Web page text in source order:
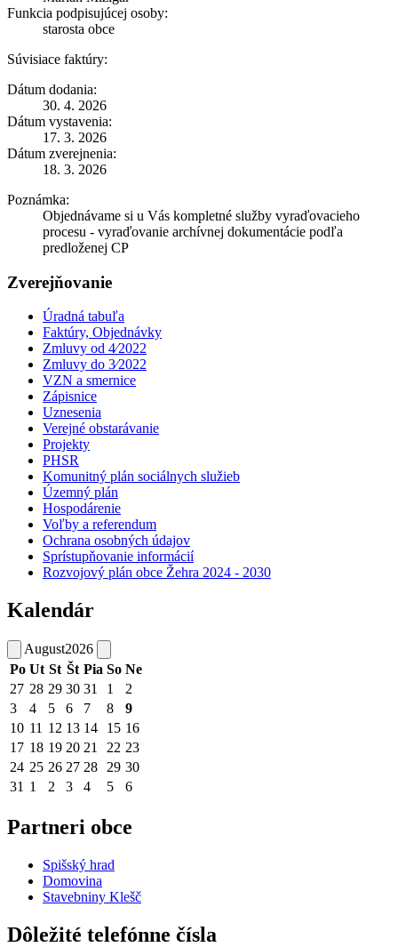
Funkcia podpisujúcej osoby:
starosta obce
Súvisiace faktúry:
Dátum dodania:
30. 4. 2026
Dátum vystavenia:
17. 3. 2026
Dátum zverejnenia:
18. 3. 2026
Poznámka:
Objednávame si u Vás kompletné služby vyraďovacieho
procesu - vyraďovanie archívnej dokumentácie podľa
predloženej CP
Zverejňovanie
Úradná tabuľa
Faktúry, Objednávky
Zmluvy od 4⁄2022
Zmluvy do 3⁄2022
VZN a smernice
Zápisnice
Uznesenia
Verejné obstarávanie
Projekty
PHSR
Komunitný plán sociálnych služieb
Územný plán
Hospodárenie
Voľby a referendum
Ochrana osobných údajov
Sprístupňovanie informácií
Rozvojový plán obce Žehra 2024 - 2030
Kalendár
August2026
Po Ut St Št Pia So Ne
27 28 29 30 31 1
2
3
4 5 6 7 8
9
10 11 12 13 14 15 16
17 18 19 20 21 22 23
24 25 26 27 28 29 30
31 1 2 3 4 5 6
Partneri obce
Spišský hrad
Domovina
Stavebniny Klešč
Dôležité telefónne čísla